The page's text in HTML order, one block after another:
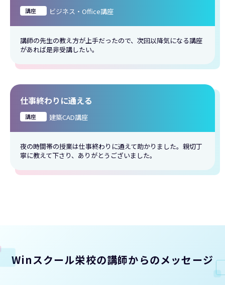
講座 ビジネス・Office講座
講師の先生の教え方が上手だったので、次回以降気になる講座
があれば是非受講したい。
仕事終わりに通える
講座 建築CAD講座
夜の時間帯の授業は仕事終わりに通えて助かりました。親切丁
寧に教えて下さり、ありがとうございました。
Winスクール栄校の講師からのメッセージ